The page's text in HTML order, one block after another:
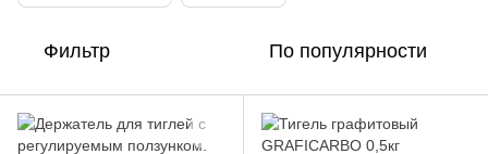
Фильтр По популярности